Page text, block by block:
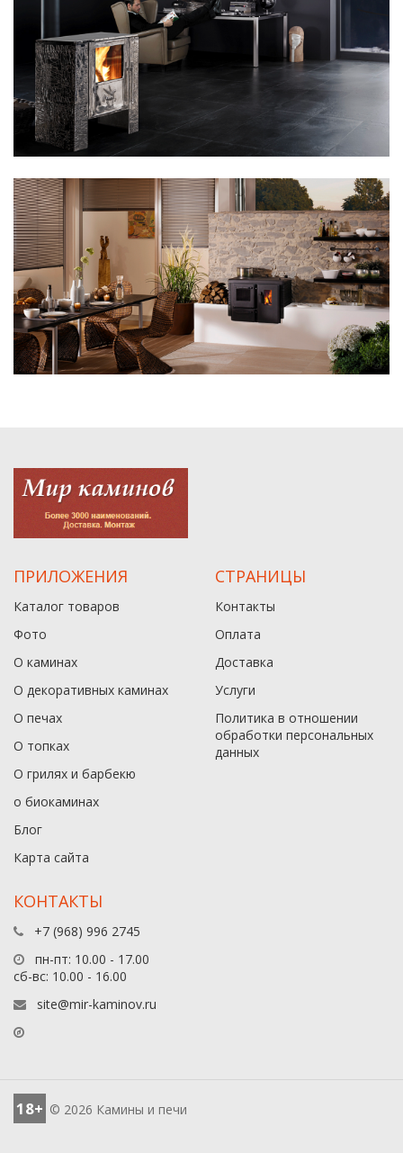
ПРИЛОЖЕНИЯ
Каталог товаров
Фото
О каминах
О декоративных каминах
О печах
О топках
О грилях и барбекю
о биокаминах
Блог
Карта сайта
СТРАНИЦЫ
Контакты
Оплата
Доставка
Услуги
Политика в отношении
обработки персональных
данныx
КОНТАКТЫ
+7 (968) 996 2745
пн-пт: 10.00 - 17.00
сб-вс: 10.00 - 16.00
site@mir-kaminov.ru
18+ © 2026 Камины и печи